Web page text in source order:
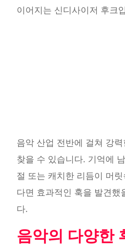
이어지는 신디사이저 후크
음악 산업 전반에 걸쳐 강
찾을 수 있습니다. 기억에
절 또는 캐치한 리듬이 머
다면 효과적인 훅을 발견했
다.
음악의 다양한